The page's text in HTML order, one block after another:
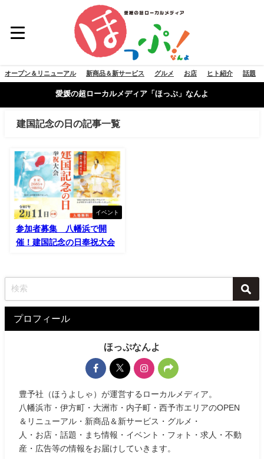
オープン＆リニューアル 新商品＆新サービス グルメ お店 ヒト紹介 話題
愛媛の超ローカルメディア「ほっぷ」なんよ
建国記念の日の記事一覧
イベント
参加者募集 八幡浜で開
催！建国記念の日奉祝大会
プロフィール
ほっぷなんよ
豊予社（ほうよしゃ）が運営するローカルメディア。
八幡浜市・伊方町・大洲市・内子町・西予市エリアのOPEN
＆リニューアル・新商品＆新サービス・グルメ・
人・お店・話題・まち情報・イベント・フォト・求人・不動
産・広告等の情報をお届けしていきます。